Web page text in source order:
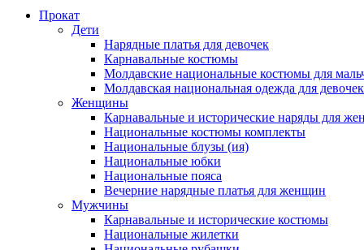
Прокат
Дети
Нарядные платья для девочек
Карнавальные костюмы
Молдавские национальные костюмы для
Молдавская национальная одежда для девочек
Женщины
Карнавальные и исторические наряды для
Национальные костюмы комплекты
Национальные блузы (ия)
Национальные юбки
Национальные пояса
Вечерние нарядные платья для женщин
Мужчины
Карнавальные и исторические костюмы
Национальные жилетки